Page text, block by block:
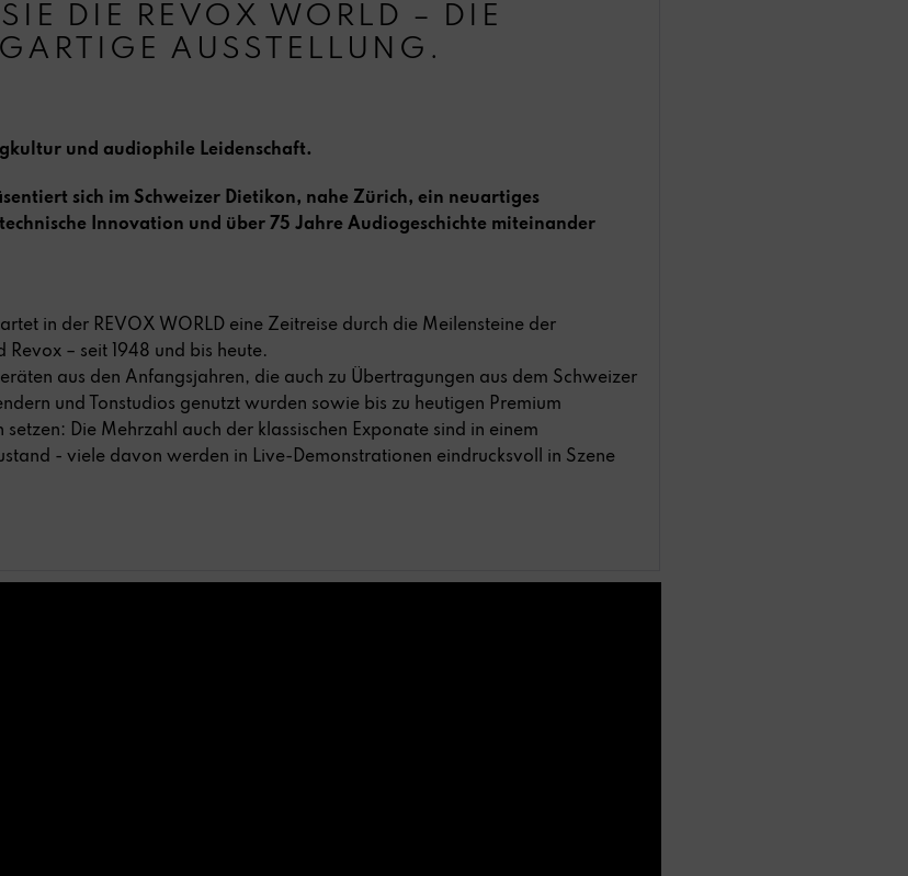
SIE DIE REVOX WORLD – DIE
AUSSTELLUNG.
und audiophile Leidenschaft.
sich im Schweizer Dietikon, nahe Zürich, ein neuartiges
Innovation und über 75 Jahre Audiogeschichte miteinander
in der REVOX WORLD eine Zeitreise durch die Meilensteine der
– seit 1948 und bis heute.
aus den Anfangsjahren, die auch zu Übertragungen aus dem Schweizer
und Tonstudios genutzt wurden sowie bis zu heutigen Premium
Die Mehrzahl auch der klassischen Exponate sind in einem
- viele davon werden in Live-Demonstrationen eindrucksvoll in Szene